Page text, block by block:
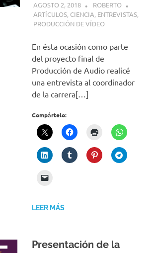
AGOSTO 2, 2018
ROBERTO
ARTÍCULOS, CIENCIA, ENTREVISTAS,
PRODUCCIÓN DE VÍDEO
En ésta ocasión como parte
del proyecto final de
Producción de Audio realicé
una entrevista al coordinador
de la carrera[…]
Compártelo:
LEER MÁS
Presentación de la